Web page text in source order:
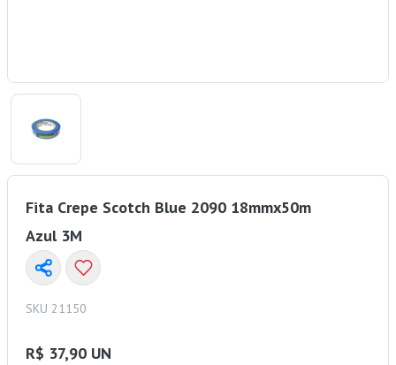
Fita Crepe Scotch Blue 2090 18mmx50m
Azul 3M
SKU 21150
R$ 37,90 UN